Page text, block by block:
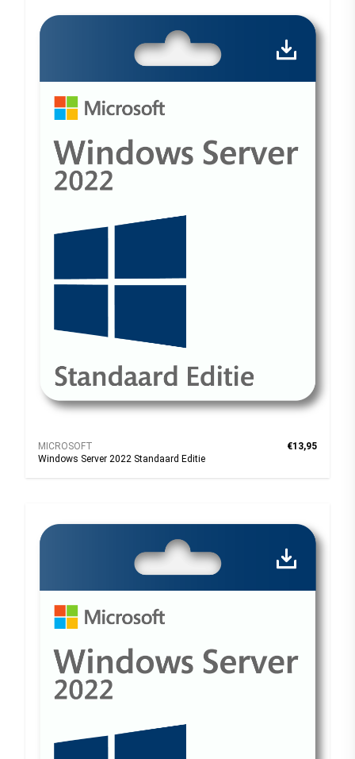
MICROSOFT
Windows Server 2022 Standaard Editie
€13,95